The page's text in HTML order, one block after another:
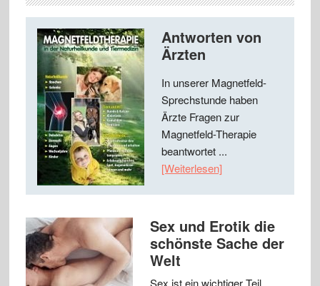
Antworten von
Ärzten
In unserer Magnetfeld-
Sprechstunde haben
Ärzte Fragen zur
Magnetfeld-Therapie
beantwortet ...
[Weiterlesen]
Sex und Erotik die
schönste Sache der
Welt
Sex ist ein wichtiger Teil